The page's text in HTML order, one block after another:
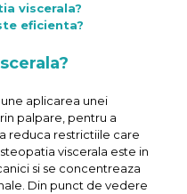
viscerala?
eficienta?
aplicarea unei
palpare, pentru a
reduca restrictiile care
viscerala este in
si se concentreaza
Din punct de vedere